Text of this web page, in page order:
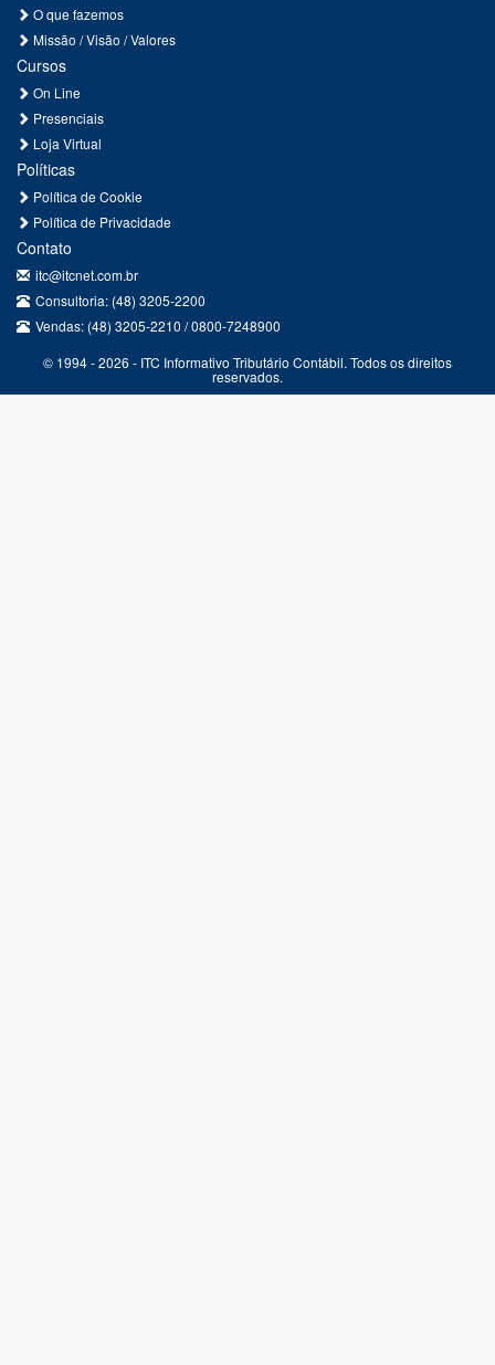
O que fazemos
Missão / Visão / Valores
Cursos
On Line
Presenciais
Loja Virtual
Políticas
Política de Cookie
Política de Privacidade
Contato
itc@itcnet.com.br
Consultoria: (48) 3205-2200
Vendas: (48) 3205-2210 / 0800-7248900
© 1994 - 2026 - ITC Informativo Tributário Contábil. Todos os direitos
reservados.